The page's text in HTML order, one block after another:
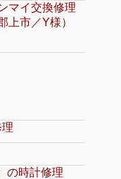
マイ交換修理
上市／Y様）
の時計修理